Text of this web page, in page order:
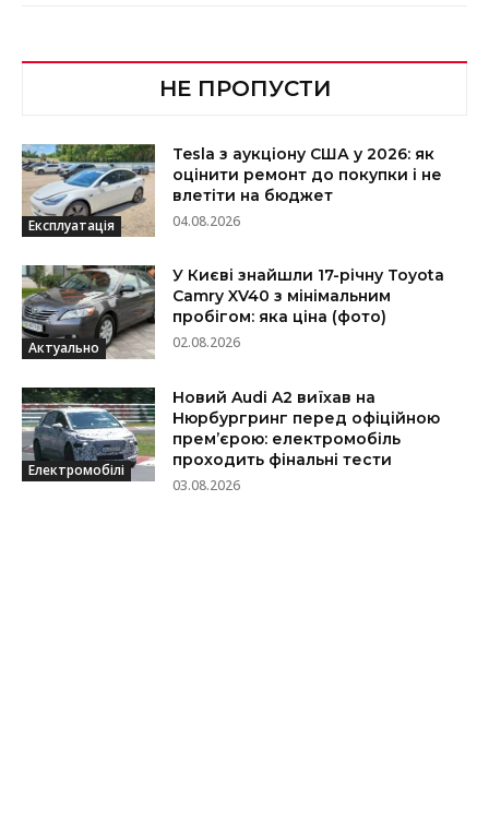
НЕ ПРОПУСТИ
Експлуатація
Tesla з аукціону США у 2026: як
оцінити ремонт до покупки і не
влетіти на бюджет
04.08.2026
Актуально
У Києві знайшли 17-річну Toyota
Camry XV40 з мінімальним
пробігом: яка ціна (фото)
02.08.2026
Електромобілі
Новий Audi A2 виїхав на
Нюрбургринг перед офіційною
прем’єрою: електромобіль
проходить фінальні тести
03.08.2026